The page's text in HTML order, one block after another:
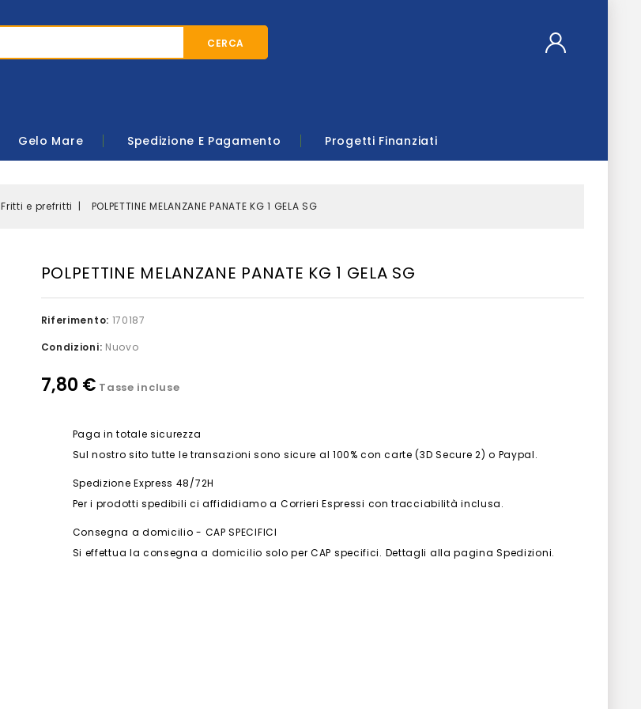
CERCA
Gelo Mare Spedizione E Pagamento Progetti Finanziati
Fritti e prefritti POLPETTINE MELANZANE PANATE KG 1 GELA SG
POLPETTINE MELANZANE PANATE KG 1 GELA SG
Riferimento: 170187
Condizioni: Nuovo
7,80 € Tasse incluse
Paga in totale sicurezza
Sul nostro sito tutte le transazioni sono sicure al 100% con carte (3D Secure 2) o Paypal.
Spedizione Express 48/72H
Per i prodotti spedibili ci affididiamo a Corrieri Espressi con tracciabilità inclusa.
Consegna a domicilio - CAP SPECIFICI
Si effettua la consegna a domicilio solo per CAP specifici. Dettagli alla pagina Spedizioni.